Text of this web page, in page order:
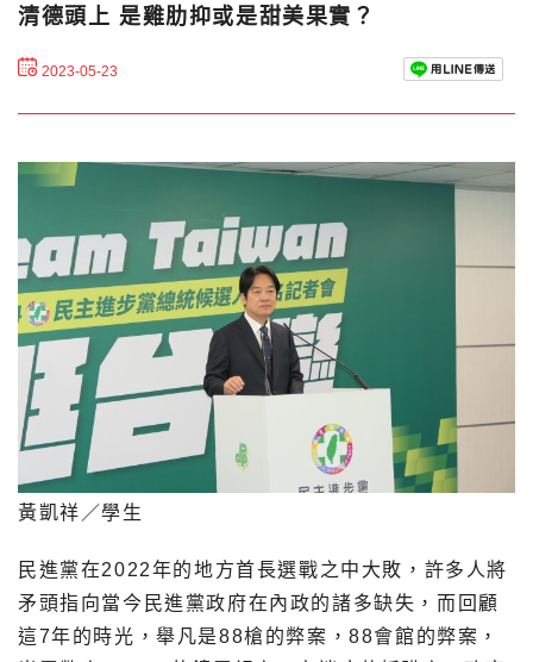
清德頭上 是雞肋抑或是甜美果實？
2023-05-23
黃凱祥／學生
民進黨在2022年的地方首長選戰之中大敗， 許多人將
矛頭指向當今民進黨政府在內政的諸多缺失，而回顧
這7年的時光，舉凡是88槍的弊案，88會館的弊案，